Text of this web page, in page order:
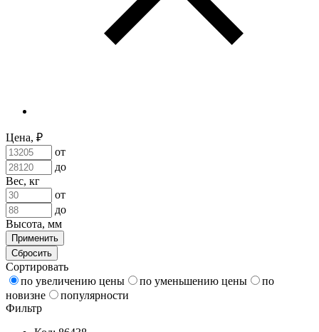
Цена, ₽
от
до
Вес, кг
от
до
Высота, мм
Применить
Сбросить
Сортировать
по увеличению цены
по уменьшению цены
по
новизне
популярности
Фильтр